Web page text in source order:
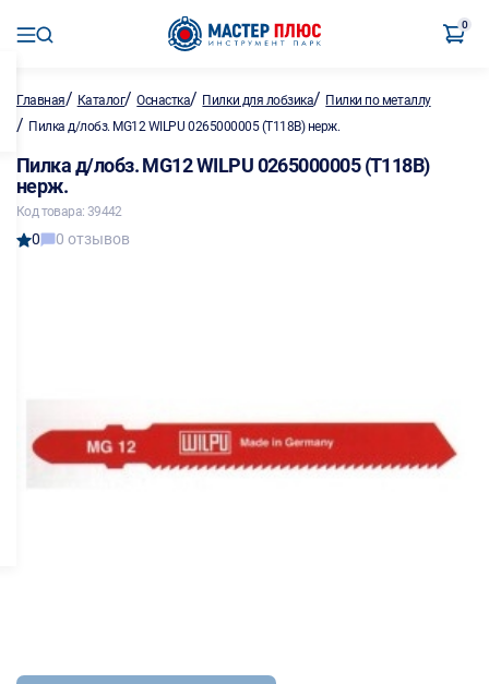
0
Главная/ Каталог/Оснастка/ Пилки для лобзика/ Пилки по металлу
/ Пилка д/лобз. MG12 WILPU 0265000005 (T118B) нерж.
Пилка д/лобз. MG12 WILPU 0265000005 (T118B)
нерж.
Код товара: 39442
0 0 отзывов